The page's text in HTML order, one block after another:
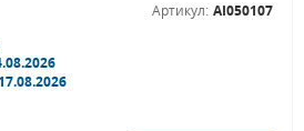
Артикул: AI050107